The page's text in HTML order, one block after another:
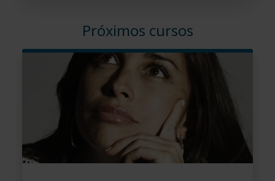
Próximos cursos